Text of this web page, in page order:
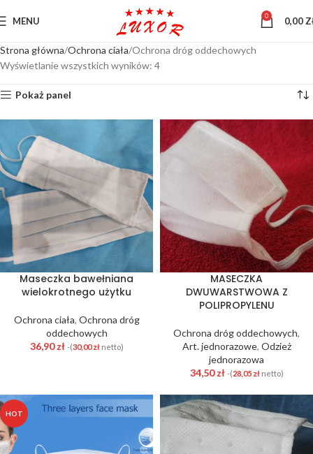
MENU 0 0,00
Strona główna Ochrona ciała Ochrona dróg oddechowych
Wyświetlanie wszystkich wyników: 4
Pokaż panel
Maseczka bawełniana
wielokrotnego użytku
Ochrona ciała, Ochrona dróg
oddechowych
36,90zł -(30,00złnetto)
MASECZKA
DWUWARSTWOWA Z
POLIPROPYLENU
Ochrona dróg oddechowych,
Art. jednorazowe, Odzież
jednorazowa
34,50zł -(28,05 złnetto)
HOT